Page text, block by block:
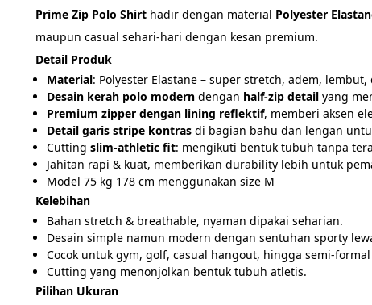
Prime Zip Polo Shirt hadir dengan material Polyester
maupun casual sehari-hari dengan kesan premium.
Detail Produk
Material: Polyester Elastane – super stretch, adem,
Desain kerah polo modern dengan half-zip detail yang
Premium zipper dengan lining reflektif, memberi aksen
Detail garis stripe kontras di bagian bahu dan lengan
Cutting slim-athletic fit: mengikuti bentuk tubuh tanpa
Jahitan rapi & kuat, memberikan durability lebih untuk
Model 75 kg 178 cm menggunakan size M
Kelebihan
Bahan stretch & breathable, nyaman dipakai seharian.
Desain simple namun modern dengan sentuhan sporty
Cocok untuk gym, golf, casual hangout, hingga semi-
Cutting yang menonjolkan bentuk tubuh atletis.
Pilihan Ukuran